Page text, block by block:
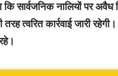
सार्वजनिक नालियों पर
त्वरित कार्रवाई जारी